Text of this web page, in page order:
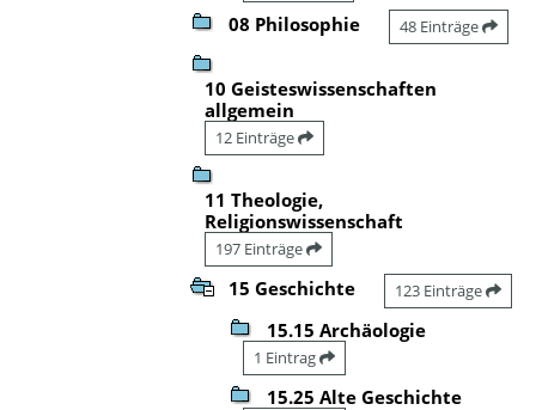
08 Philosophie 48 Einträge
10 Geisteswissenschaften
allgemein
12 Einträge
11 Theologie,
Religionswissenschaft
197 Einträge
15 Geschichte 123 Einträge
15.15 Archäologie
1 Eintrag
15.25 Alte Geschichte